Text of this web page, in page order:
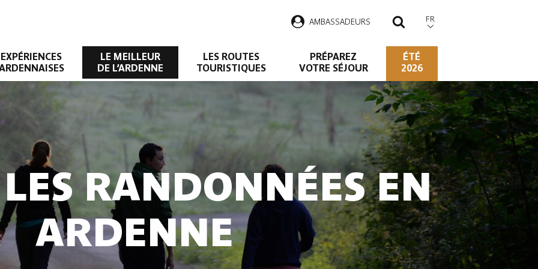
AMBASSADEURS RECHERCHER
FR
EXPÉRIENCES
LE MEILLEUR
DE L’ARDENNE
LES ROUTES
TOURISTIQUES
PRÉPAREZ
VOTRE SÉJOUR
ÉTÉ
2026
RANDONNÉES EN
ARDENNE